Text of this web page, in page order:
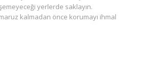
yerlerde saklayın.
maruz kalmadan önce korumayı ihmal